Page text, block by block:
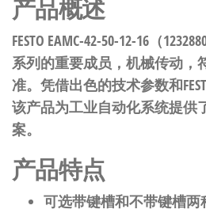
产品概述
FESTO EAMC-42-50-12-16（
系列的重要成员，机械传动，
准。凭借出色的技术参数和
该产品为工业自动化系统提供
案。
产品特点
可选带键槽和不带键槽两